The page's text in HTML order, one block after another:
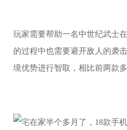
玩家需要帮助一名中世纪武士
的过程中也需要避开敌人的袭
境优势进行智取，相比前两款多